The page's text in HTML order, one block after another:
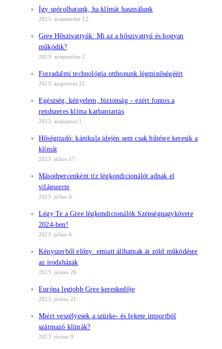
Így spórolhatunk, ha klímát használunk
2023. szeptember 12.
Gree Hőszivattyúk: Mi az a hőszivattyú és hogyan
működik?
2023. szeptember 2.
Forradalmi technológia otthonunk légminőségéért
2023. augusztus 22.
Egészség, kényelem, biztonság – ezért fontos a
rendszeres klíma karbantartás
2023. augusztus 1.
Hőségriadó: kánikula idején sem csak hűtésre keresik a
klímát
2023. július 17.
Másodpercenként tíz légkondicionálót adnak el
világszerte
2023. július 6.
Légy Te a Gree légkondicionálók Szépségnagykövete
2024-ben!
2023. július 6.
Kényszerből előny: emiatt állhatnak át zöld működésre
az irodaházak
2023. június 26.
Európa legjobb Gree kereskedője
2023. június 21.
Miért veszélyesek a szürke- és fekete importból
származó klímák?
2023. június 9.